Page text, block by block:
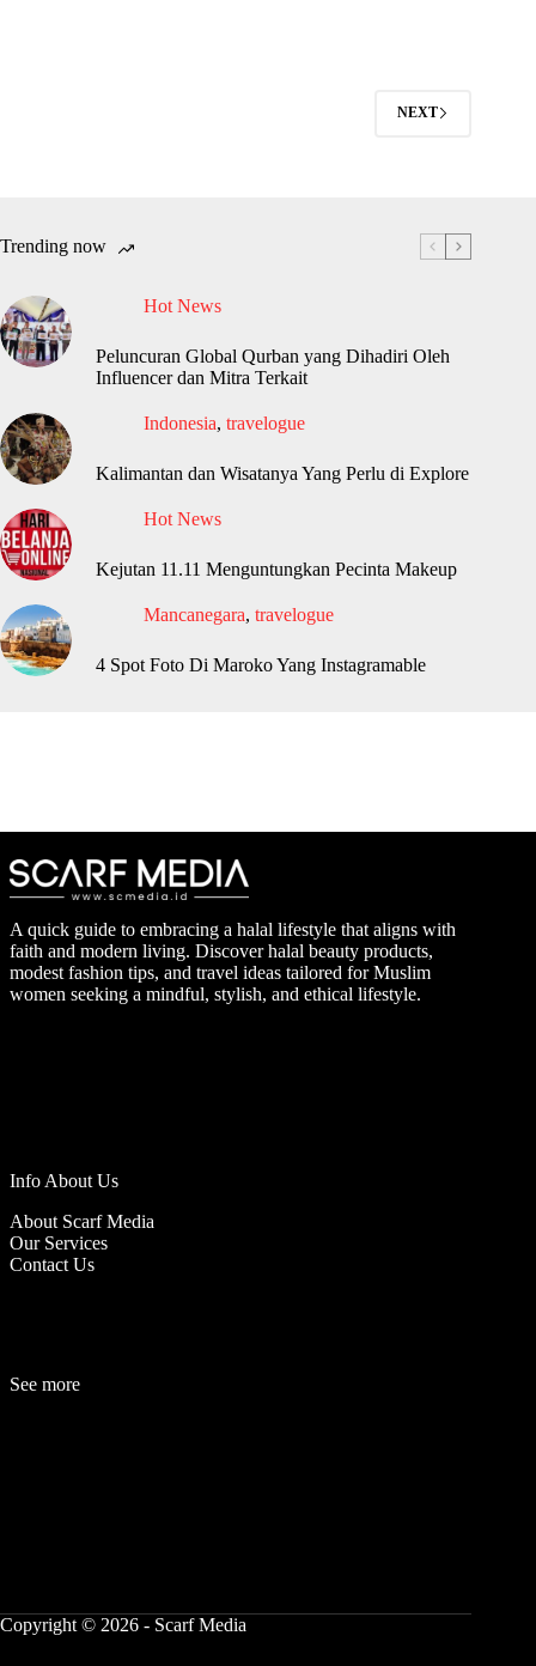
NEXT
Trending now
Hot News
Peluncuran Global Qurban yang Dihadiri Oleh
Influencer dan Mitra Terkait
Indonesia, travelogue
Kalimantan dan Wisatanya Yang Perlu di Explore
Hot News
Kejutan 11.11 Menguntungkan Pecinta Makeup
Mancanegara, travelogue
4 Spot Foto Di Maroko Yang Instagramable
A quick guide to embracing a halal lifestyle that aligns with
faith and modern living. Discover halal beauty products,
modest fashion tips, and travel ideas tailored for Muslim
women seeking a mindful, stylish, and ethical lifestyle.
Info About Us
About Scarf Media
Our Services
Contact Us
See more
Copyright © 2026 - Scarf Media